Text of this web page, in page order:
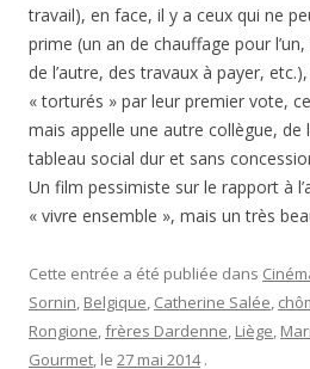
travail), en face, il y a ceux qui ne
prime (un an de chauffage pour
de l’autre, des travaux à payer,
« torturés » par leur premier vote,
mais appelle une autre collègue, de
tableau social dur et sans
Un film pessimiste sur le rapport à
« vivre ensemble », mais un très
Cette entrée a été publiée dans
Sornin, Belgique, Catherine Salée,
Rongione,frères Dardenne, Liège,
Gourmet, le 27 mai 2014 .